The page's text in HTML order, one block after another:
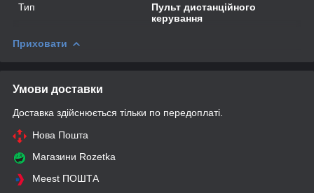
Тип
Пульт дистанційного
керування
Приховати
Умови доставки
Доставка здійснюється тільки по передоплаті.
Нова Пошта
Магазини Rozetka
Meest ПОШТА